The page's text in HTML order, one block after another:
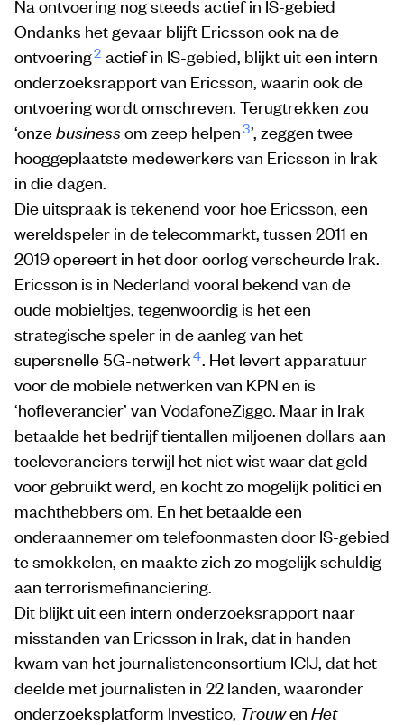
Na ontvoering nog steeds actief in IS-gebied
Ondanks het gevaar blijft Ericsson ook na de
ontvoering2 actief in IS-gebied, blijkt uit een intern
onderzoeksrapport van Ericsson, waarin ook de
ontvoering wordt omschreven. Terugtrekken zou
‘onzebusinessom zeep helpen3’, zeggen twee
hooggeplaatste medewerkers van Ericsson in Irak
in die dagen.
Die uitspraak is tekenend voor hoe Ericsson, een
wereldspeler in de telecommarkt, tussen 2011 en
2019 opereert in het door oorlog verscheurde Irak.
Ericsson is in Nederland vooral bekend van de
oude mobieltjes, tegenwoordig is het een
strategische speler in de aanleg van het
supersnelle 5G-netwerk4. Het levert apparatuur
voor de mobiele netwerken van KPN en is
‘hofleverancier’ van VodafoneZiggo. Maar in Irak
betaalde het bedrijf tientallen miljoenen dollars aan
toeleveranciers terwijl het niet wist waar dat geld
voor gebruikt werd, en kocht zo mogelijk politici en
machthebbers om. En het betaalde een
onderaannemer om telefoonmasten door IS-gebied
te smokkelen, en maakte zich zo mogelijk schuldig
aan terrorismefinanciering.
Dit blijkt uit een intern onderzoeksrapport naar
misstanden van Ericsson in Irak, dat in handen
kwam van het journalistenconsortium ICIJ, dat het
deelde met journalisten in 22 landen, waaronder
onderzoeksplatform Investico, Trouwen Het